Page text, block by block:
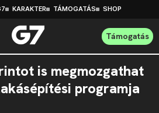
KARAKTER TÁMOGATÁS SHOP
Támogatás
is megmozgathat
programja